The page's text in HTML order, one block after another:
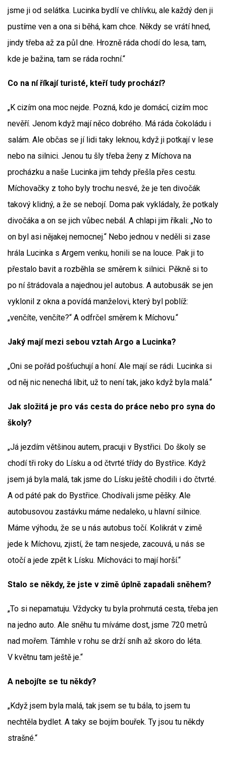
jsme ji od selátka. Lucinka bydlí ve chlívku, ale každý den ji
pustíme ven a ona si běhá, kam chce. Někdy se vrátí hned,
jindy třeba až za půl dne. Hrozně ráda chodí do lesa, tam,
kde je bažina, tam se ráda rochní.“
Co na ní říkají turisté, kteří tudy prochází?
„K cizím ona moc nejde. Pozná, kdo je domácí, cizím moc
nevěří. Jenom když mají něco dobrého. Má ráda čokoládu i
salám. Ale občas se jí lidi taky leknou, když ji potkají v lese
nebo na silnici. Jenou tu šly třeba ženy z Míchova na
procházku a naše Lucinka jim tehdy přešla přes cestu.
Míchovačky z toho byly trochu nesvé, že je ten divočák
takový klidný, a že se nebojí. Doma pak vykládaly, že potkaly
divočáka a on se jich vůbec nebál. A chlapi jim říkali: „No to
on byl asi nějakej nemocnej.“ Nebo jednou v neděli si zase
hrála Lucinka s Argem venku, honili se na louce. Pak ji to
přestalo bavit a rozběhla se směrem k silnici. Pěkně si to
po ní štrádovala a najednou jel autobus. A autobusák se jen
vyklonil z okna a povídá manželovi, který byl poblíž:
„venčíte, venčíte?“ A odfrčel směrem k Míchovu.“
Jaký mají mezi sebou vztah Argo a Lucinka?
„Oni se pořád pošťuchují a honí. Ale mají se rádi. Lucinka si
od něj nic nenechá líbit, už to není tak, jako když byla malá.“
Jak složitá je pro vás cesta do práce nebo pro syna do
školy?
„Já jezdím většinou autem, pracuji v Bystřici. Do školy se
chodí tři roky do Lísku a od čtvrté třídy do Bystřice. Když
jsem já byla malá, tak jsme do Lísku ještě chodili i do čtvrté.
A od páté pak do Bystřice. Chodívali jsme pěšky. Ale
autobusovou zastávku máme nedaleko, u hlavní silnice.
Máme výhodu, že se u nás autobus točí. Kolikrát v zimě
jede k Míchovu, zjistí, že tam nesjede, zacouvá, u nás se
otočí a jede zpět k Lísku. Míchováci to mají horší.“
Stalo se někdy, že jste v zimě úplně zapadali sněhem?
„To si nepamatuju. Vždycky tu byla prohrnutá cesta, třeba jen
na jedno auto. Ale sněhu tu míváme dost, jsme 720 metrů
nad mořem. Támhle v rohu se drží sníh až skoro do léta.
V květnu tam ještě je.“
A nebojíte se tu někdy?
„Když jsem byla malá, tak jsem se tu bála, to jsem tu
nechtěla bydlet. A taky se bojím bouřek. Ty jsou tu někdy
strašné.“